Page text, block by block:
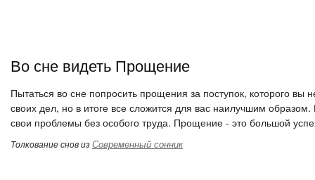
Во сне видеть Прощение
Пытаться во сне попросить прощения за поступок, которого вы
своих дел, но в итоге все сложится для вас наилучшим
свои проблемы без особого труда. Прощение - это большой
Толкование снов изСовременный сонник